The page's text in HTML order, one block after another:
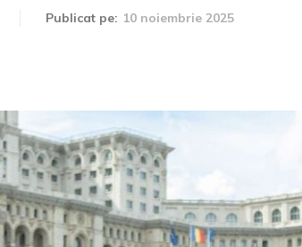
Publicat pe: 10 noiembrie 2025